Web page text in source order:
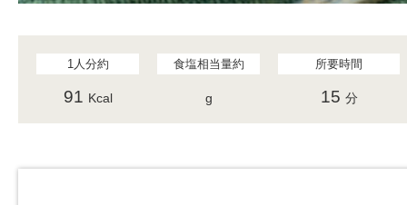
1人分約
91 Kcal
食塩相当量約
g
所要時間
15 分